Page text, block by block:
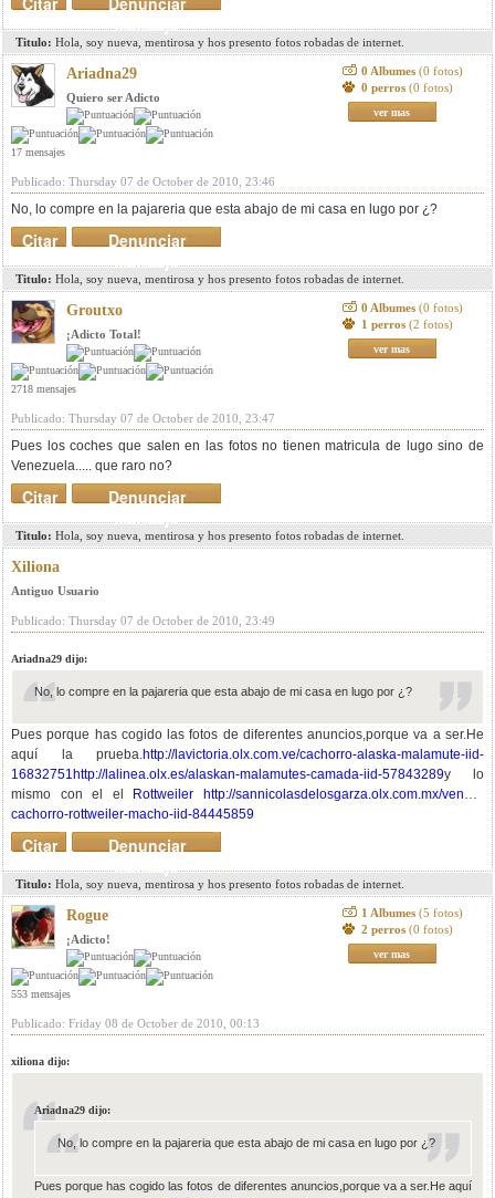
mensaje
Titulo: Hola, soy nueva, mentirosa y hos presento fotos robadas de internet.
Ariadna29
Quiero ser Adicto
17 mensajes
0 Albumes (0 fotos)
0 perros (0 fotos)
ver mas
Publicado: Thursday 07 de October de 2010, 23:46
No, lo compre en la pajareria que esta abajo de mi casa en lugo por ¿?
Denunciar
mensaje
Citar
Titulo: Hola, soy nueva, mentirosa y hos presento fotos robadas de internet.
Groutxo
¡Adicto Total!
2718 mensajes
0 Albumes (0 fotos)
1 perros (2 fotos)
ver mas
Publicado: Thursday 07 de October de 2010, 23:47
Pues los coches que salen en las fotos no tienen matricula de lugo sino de
Venezuela..... que raro no?
Denunciar
mensaje
Citar
Titulo: Hola, soy nueva, mentirosa y hos presento fotos robadas de internet.
Xiliona
Antiguo Usuario
Publicado: Thursday 07 de October de 2010, 23:49
Ariadna29 dijo:
No, lo compre en la pajareria que esta abajo de mi casa en lugo por ¿?
Pues porque has cogido las fotos de diferentes anuncios,porque va a ser.He
aquí la prueba.http://lavictoria.olx.com.ve/cachorro-alaska-malamute-iid-
16832751http://lalinea.olx.es/alaskan-malamutes-camada-iid-57843289y lo
mismo con el el
Rottweiler
http://sannicolasdelosgarza.olx.com.mx/vendo-
cachorro-rottweiler-macho-iid-84445859
Denunciar
mensaje
Citar
Titulo: Hola, soy nueva, mentirosa y hos presento fotos robadas de internet.
Rogue
¡Adicto!
553 mensajes
1 Albumes (5 fotos)
2 perros (0 fotos)
ver mas
Publicado: Friday 08 de October de 2010, 00:13
xiliona dijo:
Ariadna29 dijo:
No, lo compre en la pajareria que esta abajo de mi casa en lugo por ¿?
Pues porque has cogido las fotos de diferentes anuncios,porque va a ser.He aquí